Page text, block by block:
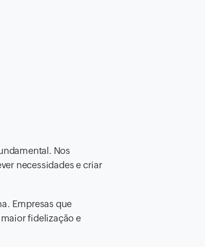
Nos
necessidades e criar
Empresas que
fidelização e